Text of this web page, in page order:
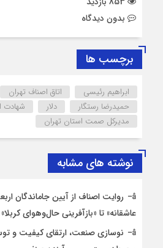
بدون دیدگاه
برچسب ها
ابراهیم رئیسی اتاق اصناف تهران
حمیدرضا رستگار
دلار
شهادت
مدیرکل صمت استان تهران
نوشته های مشابه
روایت اصناف از آیین جاماندگان
عاشقانه» تا «بازآفرینی حال‌وهوای کربلا»
نوسازی صنعت، ارتقای کیفیت و